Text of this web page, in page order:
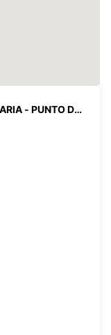
- PUNTO DI